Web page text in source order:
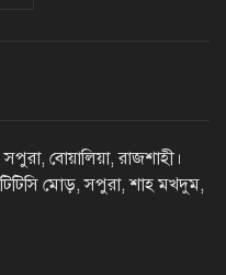
বন্ডে ব্যক্তি বিনিয়োগ কমেছে
বোয়ালিয়া, রাজশাহী।
মোড়, সপুরা, শাহ মখদুম,